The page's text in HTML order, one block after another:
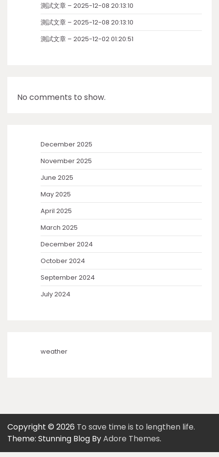
測試文章 – 2025-12-08 20:13:10
測試文章 – 2025-12-08 20:13:10
測試文章 – 2025-12-02 01:20:51
No comments to show.
December 2025
November 2025
June 2025
May 2025
April 2025
March 2025
December 2024
October 2024
September 2024
July 2024
weather
Copyright © 2026 To save time is to lengthen life.
Theme: Stunning Blog ByAdore Themes.